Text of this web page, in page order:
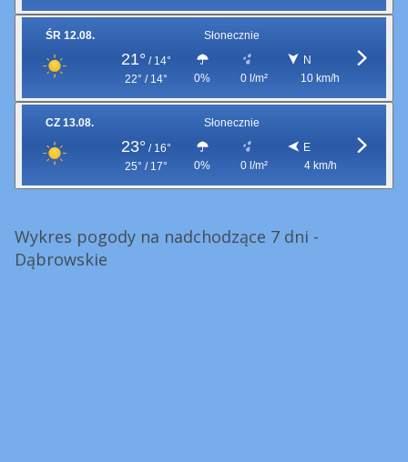
ŚR 12.08. Słonecznie
21° / 14°
22° / 14°
0% 0 l/m²
N
10 km/h
CZ 13.08. Słonecznie
23° / 16°
25° / 17°
0% 0 l/m²
E
4 km/h
Wykres pogody na nadchodzące 7 dni -
Dąbrowskie